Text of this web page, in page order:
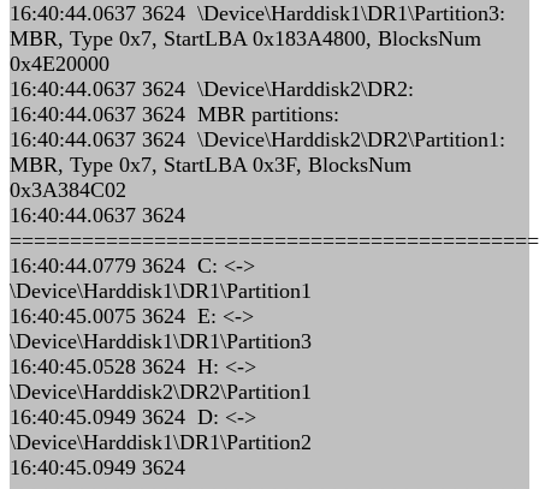
16:40:44.0637 3624 \Device\Harddisk1\DR1\Partition3:
MBR, Type 0x7, StartLBA 0x183A4800, BlocksNum
0x4E20000
16:40:44.0637 3624 \Device\Harddisk2\DR2:
16:40:44.0637 3624 MBR partitions:
16:40:44.0637 3624 \Device\Harddisk2\DR2\Partition1:
MBR, Type 0x7, StartLBA 0x3F, BlocksNum
0x3A384C02
16:40:44.0637 3624
16:40:44.0779 3624 C: <->
\Device\Harddisk1\DR1\Partition1
16:40:45.0075 3624 E: <->
\Device\Harddisk1\DR1\Partition3
16:40:45.0528 3624 H: <->
\Device\Harddisk2\DR2\Partition1
16:40:45.0949 3624 D: <->
\Device\Harddisk1\DR1\Partition2
16:40:45.0949 3624